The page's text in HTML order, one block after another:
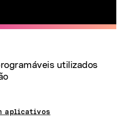
utilizados
aplicativos